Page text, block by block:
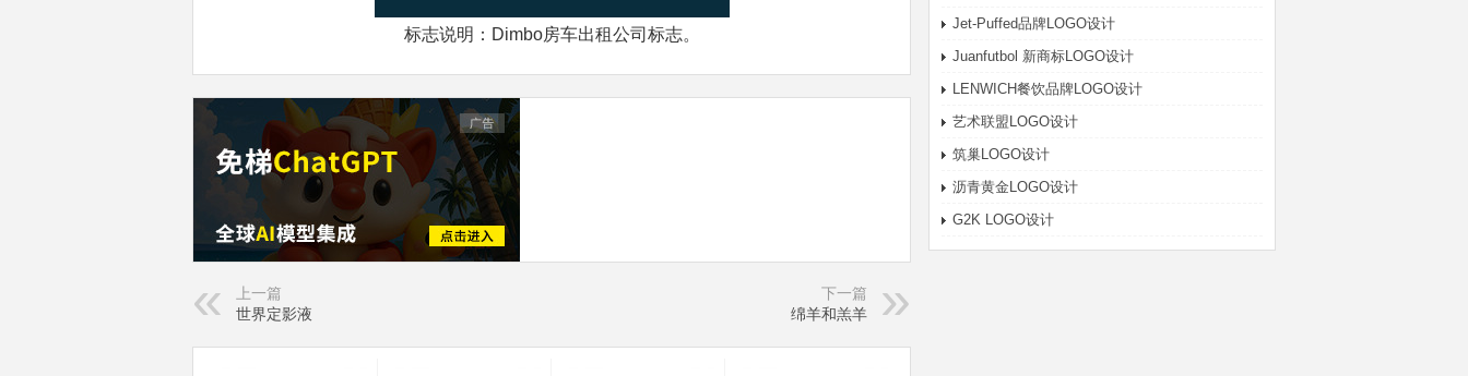
Jet-Puffed品牌LOGO设计
Juanfutbol 新商标LOGO设计
LENWICH餐饮品牌LOGO设计
艺术联盟LOGO设计
筑巢LOGO设计
沥青黄金LOGO设计
G2K LOGO设计
标志说明：Dimbo房车出租公司标志。
上一篇
世界定影液
下一篇
绵羊和羔羊